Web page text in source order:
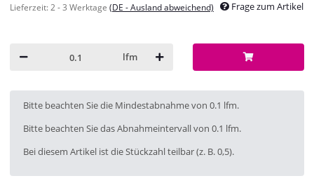
Lieferzeit:2 - 3 Werktage (DE - Ausland abweichend) Frage zum Artikel
lfm
x
Bitte beachten Sie die Mindestabnahme von 0.1 lfm.
Bitte beachten Sie das Abnahmeintervall von 0.1 lfm.
Bei diesem Artikel ist die Stückzahl teilbar (z. B. 0,5).